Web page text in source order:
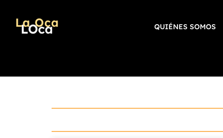
QUIÉNES SOMOS